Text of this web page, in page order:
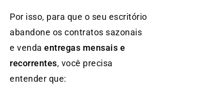
Por isso, para que o seu escritório
abandone os contratos sazonais
e venda entregas mensais e
recorrentes, você precisa
entender que: